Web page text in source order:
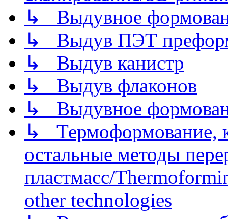
↳ Выдувное
↳ Выдув ПЭТ
↳ Выдув канистр
↳ Выдув флаконов
↳ Выдувное
↳ Термоформование,
остальные методы
пластмасс/
other technologies